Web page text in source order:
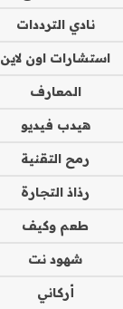
نادي الترددات
استشارات اون لاين
المعارف
هيدب فيديو
رمح التقنية
رذاذ التجارة
طعم وكيف
شهود نت
أركاني